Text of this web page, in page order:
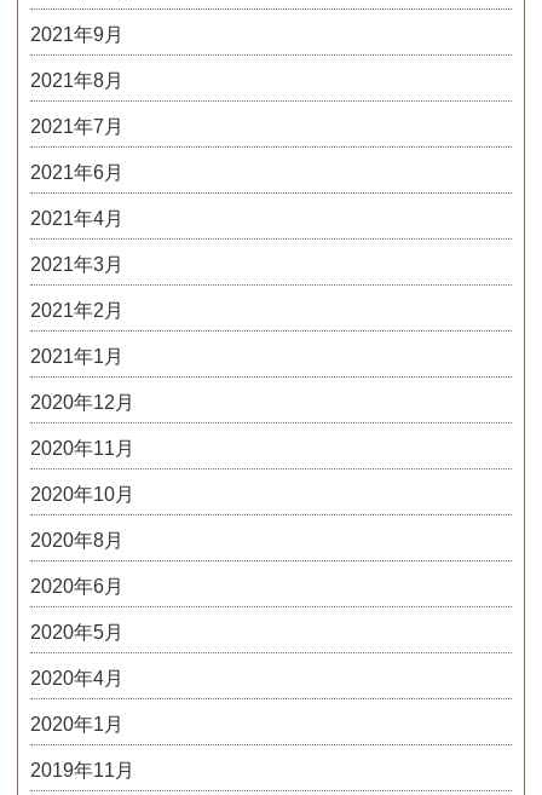
2021年9月
2021年8月
2021年7月
2021年6月
2021年4月
2021年3月
2021年2月
2021年1月
2020年12月
2020年11月
2020年10月
2020年8月
2020年6月
2020年5月
2020年4月
2020年1月
2019年11月